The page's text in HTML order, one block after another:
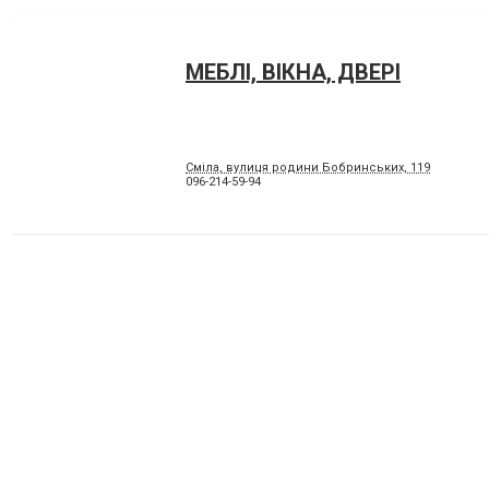
МЕБЛІ, ВІКНА, ДВЕРІ
Сміла, вулиця родини Бобринських, 119
096-214-59-94